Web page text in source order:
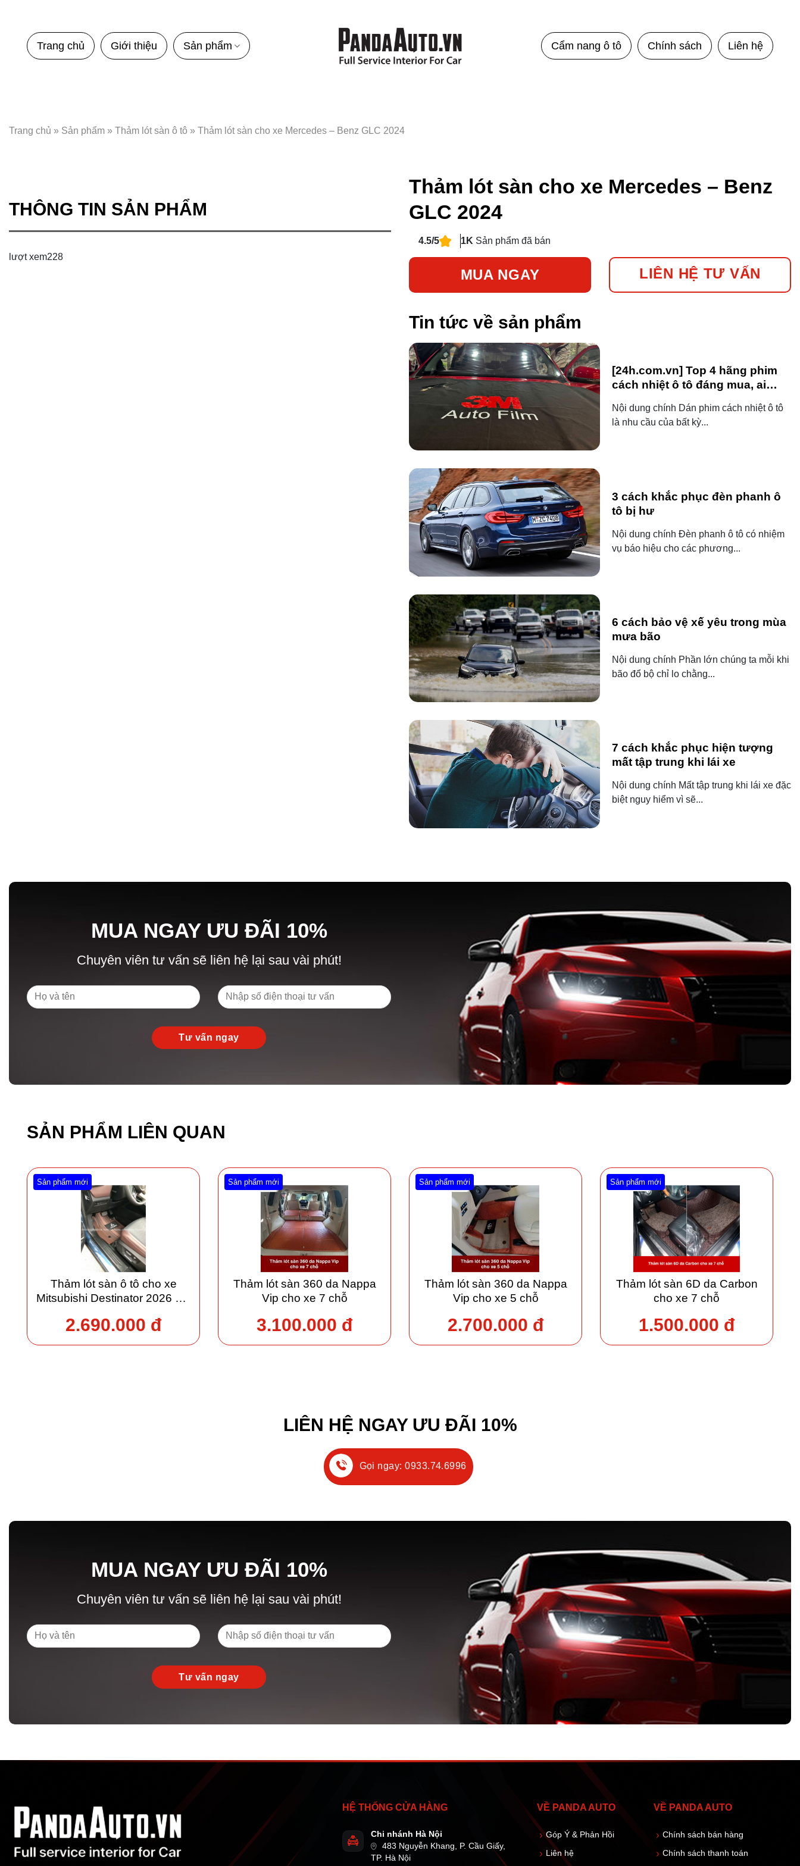
Trang chủ Giới thiệu Sản phẩm Cẩm nang ô tô Chính sách Liên hệ
Trang chủ » Sản phẩm » Thảm lót sàn ô tô » Thảm lót sàn cho xe Mercedes – Benz GLC 2024
THÔNG TIN SẢN PHẨM
lượt xem228
Thảm lót sàn cho xe Mercedes – Benz
GLC 2024
4.5/5 1K Sản phẩm đã bán
MUA NGAY LIÊN HỆ TƯ VẤN
Tin tức về sản phẩm
[24h.com.vn] Top 4 hãng phim
cách nhiệt ô tô đáng mua, ai
Nội dung chính Dán phim cách nhiệt ô tô
là nhu cầu của bất kỳ...
3 cách khắc phục đèn phanh ô
tô bị hư
Nội dung chính Đèn phanh ô tô có nhiệm
vụ báo hiệu cho các phương...
6 cách bảo vệ xế yêu trong mùa
mưa bão
Nội dung chính Phần lớn chúng ta mỗi khi
bão đổ bộ chỉ lo chằng...
7 cách khắc phục hiện tượng
mất tập trung khi lái xe
Nội dung chính Mất tập trung khi lái xe đặc
biệt nguy hiểm vì sẽ...
MUA NGAY ƯU ĐÃI 10%
Chuyên viên tư vấn sẽ liên hệ lại sau vài phút!
SẢN PHẨM LIÊN QUAN
Sản phẩm mới
Thảm lót sàn ô tô cho xe
Mitsubishi Destinator 2026 giá
2.690.000 đ
Sản phẩm mới
Thảm lót sàn 360 da Nappa
Vip cho xe 7 chỗ
3.100.000 đ
Sản phẩm mới
Thảm lót sàn 360 da Nappa
Vip cho xe 5 chỗ
2.700.000 đ
Sản phẩm mới
Thảm lót sàn 6D da Carbon
cho xe 7 chỗ
1.500.000 đ
LIÊN HỆ NGAY ƯU ĐÃI 10%
Gọi ngay: 0933.74.6996
MUA NGAY ƯU ĐÃI 10%
Chuyên viên tư vấn sẽ liên hệ lại sau vài phút!
HỆ THỐNG CỬA HÀNG
Chi nhánh Hà Nội
483 Nguyễn Khang, P. Cầu Giấy,
TP. Hà Nội
VỀ PANDA AUTO
Góp Ý & Phản Hồi
Liên hệ
VỀ PANDA AUTO
Chính sách bán hàng
Chính sách thanh toán